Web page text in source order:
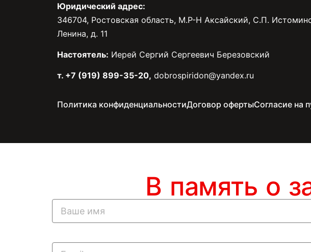
Юридический адрес:
346704, Ростовская область, М.Р-Н Аксайский, С.П.
Ленина, д. 11
Настоятель: Иерей Сергий Сергеевич Березовский
т. +7 (919) 899-35-20, dobrospiridon@yandex.ru
Политика конфиденциальностиДоговор офертыСогласие на
В память о